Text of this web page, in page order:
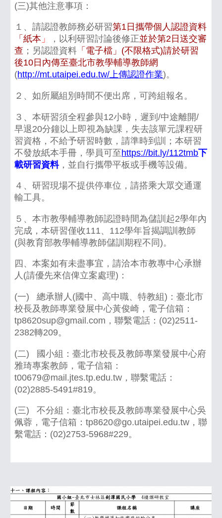
(三)其他注意事項：
１、請認證教師務必研習第1日攜帶個人認證資料
「紙本 」 ，以利研習討論後修正並於第2日送交審
查 ；另認證資料 「電子檔」(不限格式)請於研習
後10日內傳至臺北市教學輔導教師網
(http://mt.utaipei.edu.tw/上傳認證作業)。
２、如所屬組別時間不便出席，可跨組報名。
３、本研習須全程參與12小時，遲到/中途離開/
早退20分鐘以上即視為缺課，失去該單元課程研
習資格，不給予研習時數，請準時到訓；本研習
不發放紙本手冊，學員可至https://bit.ly/112tmb下
載研習資料，並自行攜帶平板或手機等設備。
４、研習現場不提供停車位，請搭乘大眾交通運
輸工具。
５、本市教學輔導教師認證時間為儲訓起2學年內
完成，本研習僅收111、112學年旨揭調訓教師
(與教育部教學輔導教師儲訓期程不同)。
四、本案如有未盡事宜，請洽本市教專中心承辦
人(請優先來信俾立案處理)：
(一) 總承辦人(國中、高中職、特教組)：臺北市
校長及教師專業發展中心黃俊崎，電子信箱：
tp8620sup@gmail.com，聯繫電話：(02)2511-
2382轉209。
(二) 國小組：臺北市校長及教師專業發展中心府
雅琦專案教師，電子信箱：
t00679@mail.jtes.tp.edu.tw，聯繫電話：
(02)2885-5491#819。
(三) 不分組：臺北市校長及教師專業發展中心吳
佩蓉，電子信箱：tp8620@go.utaipei.edu.tw，聯
繫電話：(02)2753-5968#229。